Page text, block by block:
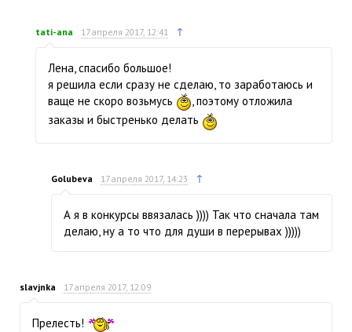
tati-ana 17 апреля 2017, 12:41 ↑
Лена, спасибо большое!
я решила если сразу не сделаю, то заработаюсь и
ваще не скоро возьмусь
, поэтому отложила
заказы и быстренько делать
Golubeva 17 апреля 2017, 14:23 ↑
А я в конкурсы ввязалась )))) Так что сначала там
делаю, ну а то что для души в перерывах )))))
slavjnka 17 апреля 2017, 12:09
Прелесть!